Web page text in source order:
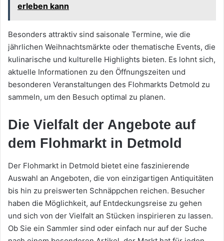
erleben kann
Besonders attraktiv sind saisonale Termine, wie die
jährlichen Weihnachtsmärkte oder thematische Events, die
kulinarische und kulturelle Highlights bieten. Es lohnt sich,
aktuelle Informationen zu den Öffnungszeiten und
besonderen Veranstaltungen des Flohmarkts Detmold zu
sammeln, um den Besuch optimal zu planen.
Die Vielfalt der Angebote auf
dem Flohmarkt in Detmold
Der Flohmarkt in Detmold bietet eine faszinierende
Auswahl an Angeboten, die von einzigartigen Antiquitäten
bis hin zu preiswerten Schnäppchen reichen. Besucher
haben die Möglichkeit, auf Entdeckungsreise zu gehen
und sich von der Vielfalt an Stücken inspirieren zu lassen.
Ob Sie ein Sammler sind oder einfach nur auf der Suche